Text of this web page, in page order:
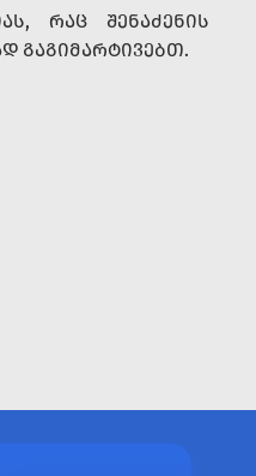
ᲠᲐᲪ ᲨᲔᲜᲐᲫᲔᲜᲘᲡ
ᲒᲐᲒᲘᲛᲐᲠᲢᲘᲕᲔᲑᲗ.